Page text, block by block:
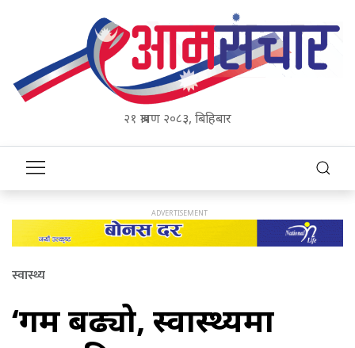
२१ श्रावण २०८३, बिहिबार
स्वास्थ्य
‘गर्मी बढ्यो, स्वास्थ्यमा